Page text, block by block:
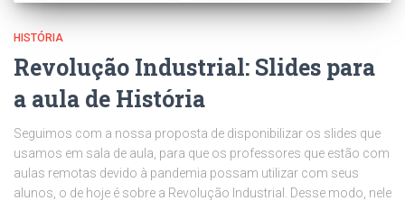
HISTÓRIA
Revolução Industrial: Slides para
a aula de História
Seguimos com a nossa proposta de disponibilizar os slides que
usamos em sala de aula, para que os professores que estão com
aulas remotas devido à pandemia possam utilizar com seus
alunos, o de hoje é sobre a Revolução Industrial. Desse modo, nele